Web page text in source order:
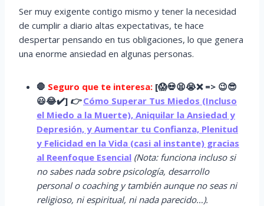
Ser muy exigente contigo mismo y tener la necesidad
de cumplir a diario altas expectativas, te hace
despertar pensando en tus obligaciones, lo que genera
una enorme ansiedad en algunas personas.
🛑 Seguro que te interesa: [😱💀😫😭❌ => 😉😎
😃😂✔️] 👉 Cómo Superar Tus Miedos (Incluso
el Miedo a la Muerte), Aniquilar la Ansiedad y
Depresión, y Aumentar tu Confianza, Plenitud
y Felicidad en la Vida (casi al instante) gracias
al Reenfoque Esencial (Nota: funciona incluso si
no sabes nada sobre psicología, desarrollo
personal o coaching y también aunque no seas ni
religioso, ni espiritual, ni nada parecido…).